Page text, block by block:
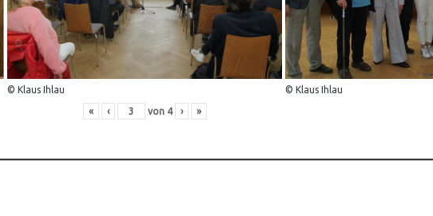
© Klaus Ihlau © Klaus Ihlau
« ‹ von 4 › »